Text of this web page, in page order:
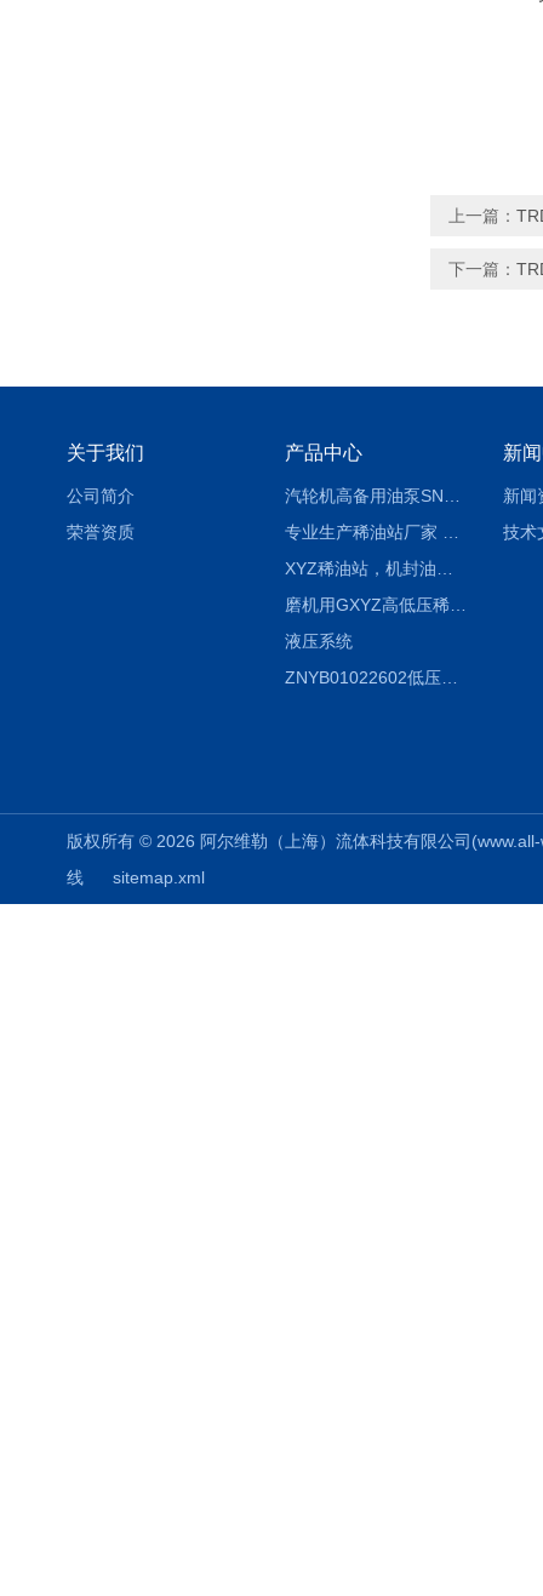
上一篇：
下一篇：
关于我们
公司简介
荣誉资质
产品中心
磨机用GXYZ高低压稀油站，静压油润滑系统
液压系统
ZNYB01022602低压螺杆泵
新
新闻
技术
版权所有 © 2026 阿尔维勒（上海）流体科技有限公司
线
sitemap.xml